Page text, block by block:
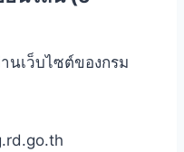
นเว็บไซต์ของกรม